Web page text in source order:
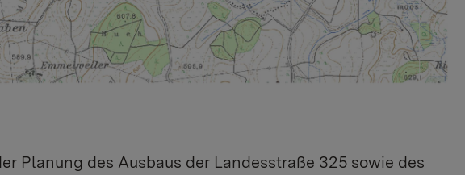
Planung des Ausbaus der Landesstraße 325 sowie des